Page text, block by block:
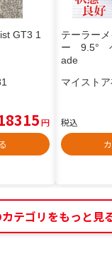
GT3 1
円
テーラー
ー 9.5°
ade
マイストア
税込
テゴリをもっと見